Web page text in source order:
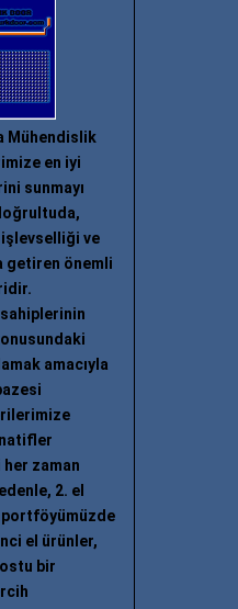
Mühendislik
en iyi
sunmayı
işlevselliği ve
getiren önemli
amacıyla
her zaman
2. el
portföyümüzde
el ürünler,
bir